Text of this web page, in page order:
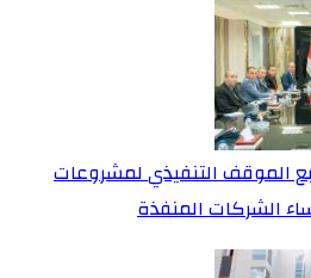
الموقف التنفيذي لمشروعات
الشركات المنفذة